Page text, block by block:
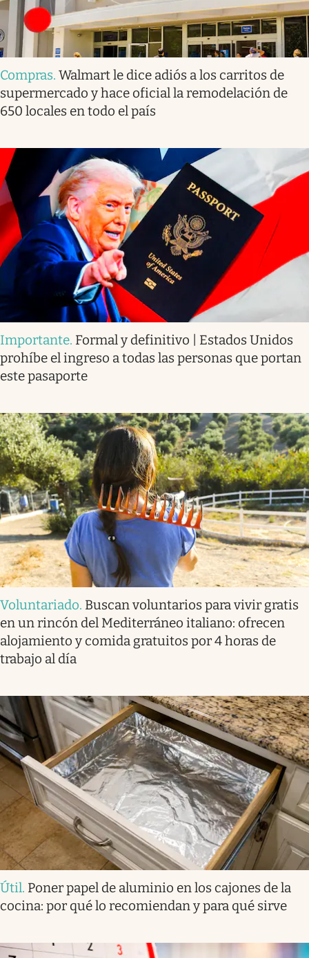
Compras. Walmart le dice adiós a los carritos de
supermercado y hace oficial la remodelación de
650 locales en todo el país
Importante. Formal y definitivo | Estados Unidos
prohíbe el ingreso a todas las personas que portan
este pasaporte
Voluntariado. Buscan voluntarios para vivir gratis
en un rincón del Mediterráneo italiano: ofrecen
alojamiento y comida gratuitos por 4 horas de
trabajo al día
Útil. Poner papel de aluminio en los cajones de la
cocina: por qué lo recomiendan y para qué sirve